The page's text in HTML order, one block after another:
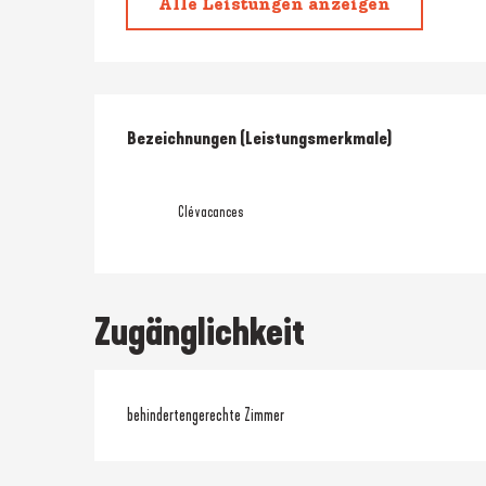
Alle Leistungen anzeigen
Bezeichnungen (Leistungsmerkmale)
Bezeichnungen (Leistungsmerkmale)
Clévacances
Zugänglichkeit
behindertengerechte Zimmer